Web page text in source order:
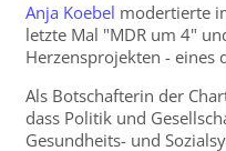
Anja Koebel modertierte
letzte Mal "MDR um 4"
Herzensprojekten - eines
Als Botschafterin der
dass Politik und
Gesundheits- und